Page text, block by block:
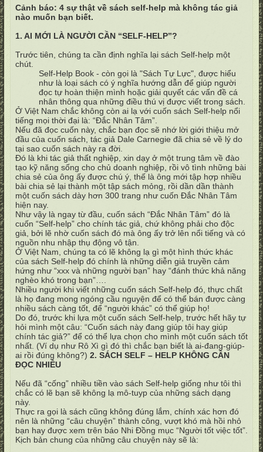
Cảnh báo: 4 sự thật về sách self-help mà không tác giả
nào muốn bạn biết.
1. AI MỚI LÀ NGƯỜI CẦN “SELF-HELP”?
Trước tiên, chúng ta cần định nghĩa lại sách Self-help một
chút.
Self-Help Book - còn gọi là "Sách Tự Lực", được hiểu
như là loại sách có ý nghĩa hướng dẫn để giúp người
đọc tự hoàn thiện mình hoặc giải quyết các vấn đề cá
nhân thông qua những điều thú vị được viết trong sách.
Ở Việt Nam chắc không còn ai lạ với cuốn sách Self-help nổi
tiếng mọi thời đại là: “Đắc Nhân Tâm”.
Nếu đã đọc cuốn này, chắc bạn đọc sẽ nhớ lời giới thiệu mở
đầu của cuốn sách, tác giả Dale Carnegie đã chia sẻ về lý do
tại sao cuốn sách này ra đời.
Đó là khi tác giả thất nghiệp, xin dạy ở một trung tâm về đào
tạo kỹ năng sống cho chủ doanh nghiệp, rồi vô tình những bài
chia sẻ của ông ấy được chú ý, thế là ông mới tập hợp nhiều
bài chia sẻ lại thành một tập sách mỏng, rồi dần dần thành
một cuốn sách dày hơn 300 trang như cuốn Đắc Nhân Tâm
hiện nay.
Như vậy là ngay từ đầu, cuốn sách “Đắc Nhân Tâm” đó là
cuốn “Self-help” cho chính tác giả, chứ không phải cho độc
giả, bởi lẽ nhờ cuốn sách đó mà ông ấy trở lên nổi tiếng và có
nguồn nhu nhập thụ động vô tận.
Ở Việt Nam, chúng ta có lẽ không lạ gì một hình thức khác
của sách Self-help đó chính là những diễn giả truyền cảm
hứng như “xxx và những người bạn” hay “đánh thức khả năng
nghèo khó trong bạn”….
Nhiều người khi viết những cuốn sách Self-help đó, thực chất
là họ đang mong ngóng cầu nguyện để có thể bán được càng
nhiều sách càng tốt, để “người khác” có thể giúp họ!
Do đó, trước khi lựa một cuốn sách Self-help, trước hết hãy tự
hỏi mình một câu: “Cuốn sách này đang giúp tôi hay giúp
chính tác giả?” để có thể lựa chọn cho mình một cuốn sách tốt
nhất. (Ví dụ như Rô Xì gì đó thì chắc bạn biết là ai-đang-giúp-
ai rồi đúng không?) 2. SÁCH SELF – HELP KHÔNG CẦN
ĐỌC NHIỀU
Nếu đã “cống” nhiều tiền vào sách Self-help giống như tôi thì
chắc có lẽ bạn sẽ không lạ mô-tuyp của những sách dạng
này.
Thực ra gọi là sách cũng không đúng lắm, chính xác hơn đó
nên là những “câu chuyện” thành công, vượt khó mà hồi nhỏ
bạn hay được xem trên báo Nhi Đồng mục “Người tốt việc tốt”.
Kịch bản chung của những câu chuyện này sẽ là: